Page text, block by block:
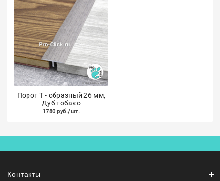
Порог Т - образный 26 мм,
Дуб тобако
1780 руб./шт.
Контакты